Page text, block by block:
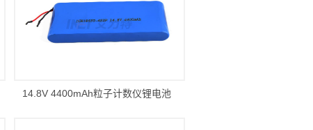
14.8V 4400mAh粒子计数仪锂电池